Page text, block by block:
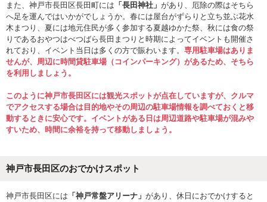
また、神戸市長田区長田町には 「長田神社」 があり、厄除の際はそちら
へ足を運んではいかがでしょうか。春には屋台がずらりと立ち並ぶ花水
木まつり、夏には地元住民が多く参加する夏越ゆかた祭、秋には食の祭
りであるおやつはべつばら長田まつりと時期によってイベントも開催さ
れており、イベント当日は多くの方で賑わいます。 専用駐車場はありま
せんが、周辺に時間貸駐車場（コインパーキング）があるため、そちら
を利用しましょう。
このように神戸市長田区には観光スポットが点在していますが、クルマ
でアクセスする場合は目的地やその周辺の駐車場情報を調べておくと移
動するときに安心です。イベントがある日は周辺道路や駐車場が混みや
すいため、時間に余裕を持って移動しましょう。
神戸市長田区のおでかけスポット
神戸市長田区には 「神戸常盤アリーナ」 があり、休日におでかけすると